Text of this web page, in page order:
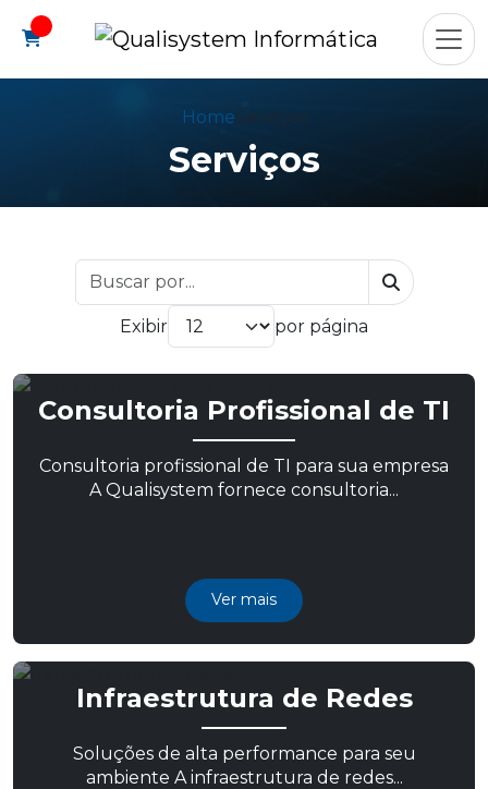
HomeServiços
Serviços
Exibir por página
Consultoria Profissional de TI
Consultoria profissional de TI para sua empresa
A Qualisystem fornece consultoria...
Ver mais
Infraestrutura de Redes
Soluções de alta performance para seu
ambiente A infraestrutura de redes...